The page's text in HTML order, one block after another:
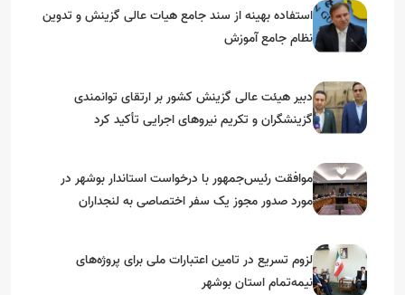
استفاده بهینه از سند جامع هیات عالی گزینش و‌ تدوین
نظام جامع آموزش
دبیر هیئت عالی گزینش کشور بر ارتقای توانمندی
گزینشگران و تکریم نیروهای اجرایی تأکید کرد
موافقت رئیس‌جمهور با درخواست استاندار بوشهر در
مورد صدور مجوز یک سفر اختصاصی به لنجداران
لزوم تسریع در تامین اعتبارات ملی برای پروژه‌های
نیمه‌تمام استان بوشهر